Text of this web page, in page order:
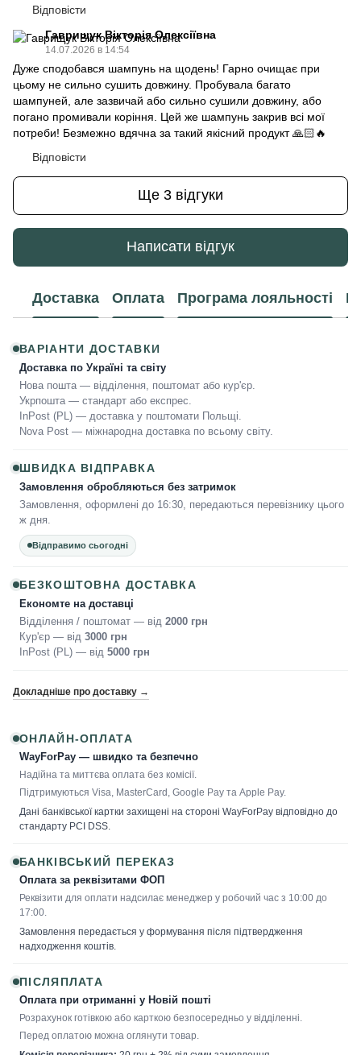
Відповісти
Гаврищук Вікторія Олексіївна
14.07.2026 в 14:54
Дуже сподобався шампунь на щодень! Гарно очищає при
цьому не сильно сушить довжину. Пробувала багато
шампуней, але зазвичай або сильно сушили довжину, або
погано промивали коріння. Цей же шампунь закрив всі мої
потреби! Безмежно вдячна за такий якісний продукт 🙏🏻🔥
Відповісти
Ще 3 відгуки
Написати відгук
Доставка Оплата Програма лояльності
ВАРІАНТИ ДОСТАВКИ
Доставка по Україні та світу
Нова пошта — відділення, поштомат або кур'єр.
Укрпошта — стандарт або експрес.
InPost (PL) — доставка у поштомати Польщі.
Nova Post — міжнародна доставка по всьому світу.
ШВИДКА ВІДПРАВКА
Замовлення обробляються без затримок
Замовлення, оформлені до 16:30, передаються перевізнику цього
ж дня.
Відправимо сьогодні
БЕЗКОШТОВНА ДОСТАВКА
Економте на доставці
Відділення / поштомат — від 2000 грн
Кур'єр — від 3000 грн
InPost (PL) — від 5000 грн
Докладніше про доставку →
ОНЛАЙН-ОПЛАТА
WayForPay — швидко та безпечно
Надійна та миттєва оплата без комісії.
Підтримуються Visa, MasterCard, Google Pay та Apple Pay.
Дані банківської картки захищені на стороні WayForPay відповідно до
стандарту PCI DSS.
БАНКІВСЬКИЙ ПЕРЕКАЗ
Оплата за реквізитами ФОП
Реквізити для оплати надсилає менеджер у робочий час з 10:00 до
17:00.
Замовлення передається у формування після підтвердження
надходження коштів.
ПІСЛЯПЛАТА
Оплата при отриманні у Новій пошті
Розрахунок готівкою або карткою безпосередньо у відділенні.
Перед оплатою можна оглянути товар.